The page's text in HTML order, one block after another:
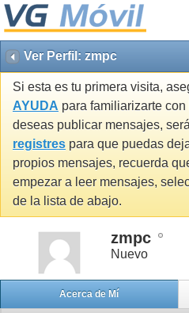
Ver Perfil: zmpc
Si esta es tu primera visita,
AYUDA para familiarizarte
deseas publicar mensajes,
registres para que puedas
propios mensajes, recuerda
empezar a leer mensajes,
de la lista de abajo.
zmpc
Nuevo
Acerca de Mí